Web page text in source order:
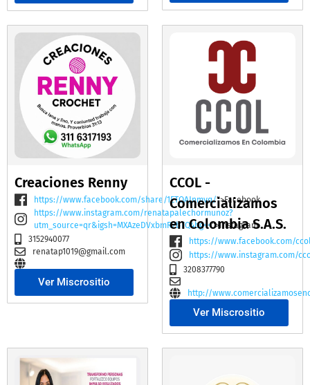
Creaciones Renny
https://www.facebook.com/share/1ETQAJnmvq/">Facebook
https://www.instagram.com/renatapalechormunoz?
utm_source=qr&igsh=MXAzeDVxbmR2bTQ4bg==">Instagram
3152940077
renatap1019@gmail.com
Ver Miscrositio
CCOL -
Comercializamos
en Colombia S.A.S.
https://www.facebook.com/
https://www.instagram.com/
3208377790
http://
Ver Miscrositio